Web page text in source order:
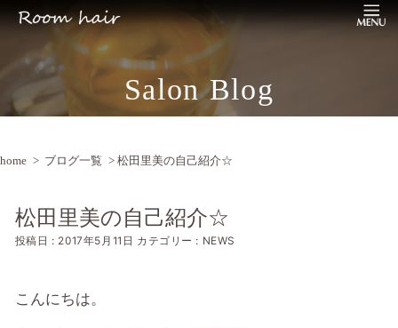
Salon Blog
home > ブログ一覧 > 松田里美の自己紹介☆
松田里美の自己紹介☆
投稿日 : 2017年5月11日 カテゴリー : NEWS
こんにちは。